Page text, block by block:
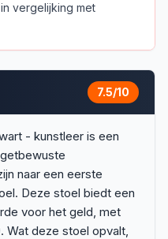
vergelijking met
7.5/10
- kunstleer is een
naar een eerste
Deze stoel biedt een
voor het geld, met
Wat deze stoel opvalt,